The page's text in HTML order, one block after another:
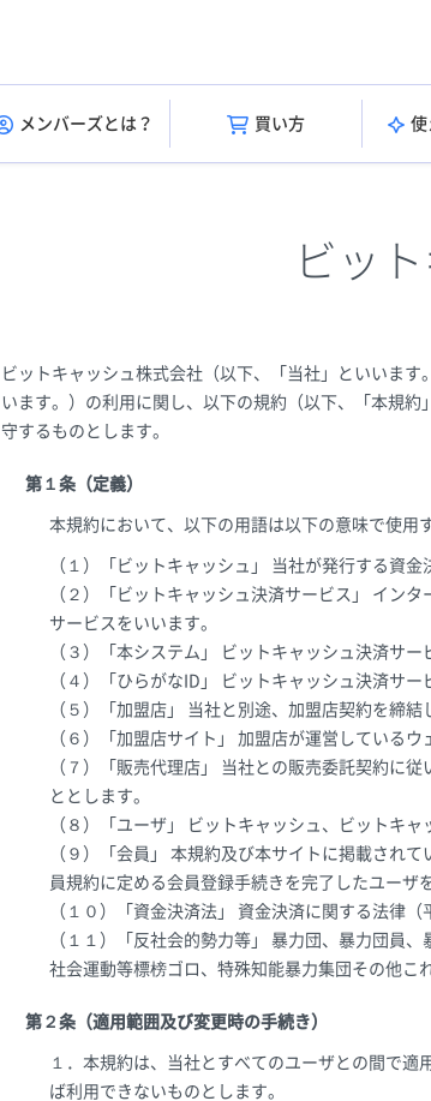
メンバーズとは？ 買い方 使
ビッ
ビットキャッシュ株式会社（以下、「当社」といいま
います。）の利用に関し、以下の規約（以下、「本規
守するものとします。
第１条（定義）
本規約において、以下の用語は以下の意味で使用
（１）「ビットキャッシュ」 当社が発行する資
（２）「ビットキャッシュ決済サービス」 イン
サービスをいいます。
（３）「本システム」 ビットキャッシュ決済サ
（４）「ひらがなID」 ビットキャッシュ決済サ
（５）「加盟店」 当社と別途、加盟店契約を締結
（６）「加盟店サイト」 加盟店が運営しているウ
（７）「販売代理店」 当社との販売委託契約に
ととします。
（８）「ユーザ」 ビットキャッシュ、ビットキ
（９）「会員」 本規約及び本サイトに掲載され
員規約に定める会員登録手続きを完了したユーザ
（１０）「資金決済法」 資金決済に関する法律
（１１）「反社会的勢力等」 暴力団、暴力団員
社会運動等標榜ゴロ、特殊知能暴力集団その他こ
第２条（適用範囲及び変更時の手続き）
１．本規約は、当社とすべてのユーザとの間で
ば利用できないものとします。